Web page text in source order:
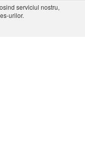
serviciul nostru,
urilor.